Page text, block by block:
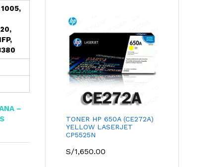
–
TONER HP 650A (CE272A)
YELLOW LASERJET
CP5525N
S/1,650.00